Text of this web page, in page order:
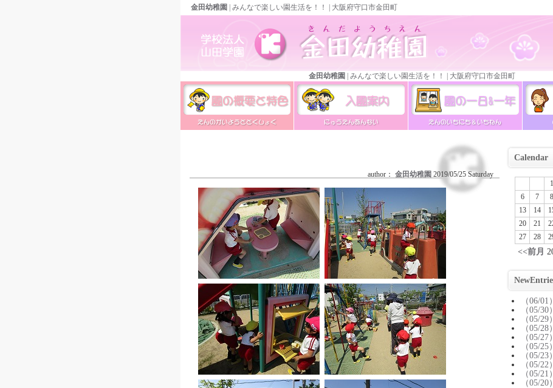
金田幼稚園 | みんなで楽しい園生活を！！ | 大阪府守口市金田町
金田幼稚園 | みんなで楽しい園生活を！！ | 大阪府守口市金田町
author： 金田幼稚園 2019/05/25 Saturday
Calendar
1
6
7 8
13
14
20
21
27
28
<<前月
（06/01）
（05/30）
（05/29）
（05/28）
（05/27）
（05/25）
（05/23）
（05/22）
（05/21）
（05/20）